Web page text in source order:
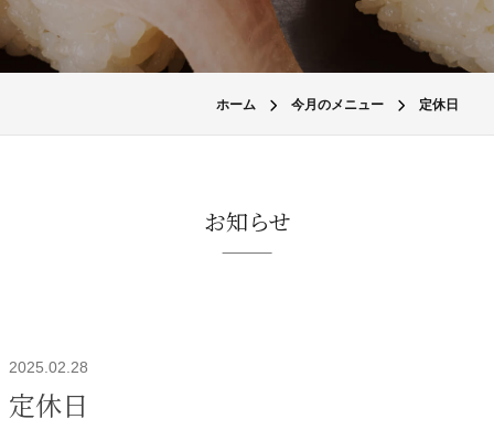
ホーム 今月のメニュー 定休日
お知らせ
2025.02.28
定休日